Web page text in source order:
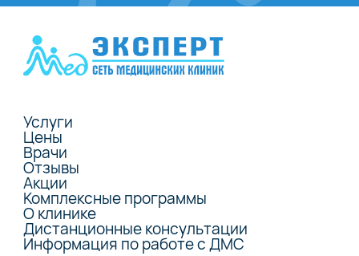
Услуги
Цены
Врачи
Отзывы
Акции
Комплексные программы
О клинике
Дистанционные консультации
Информация по работе с ДМС